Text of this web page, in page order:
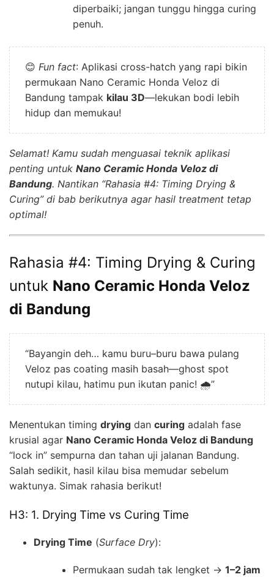
diperbaiki; jangan tunggu hingga curing
penuh.
😊 Fun fact: Aplikasi cross-hatch yang rapi bikin
permukaan Nano Ceramic Honda Veloz di
Bandung tampak kilau 3D—lekukan bodi lebih
hidup dan memukau!
Selamat! Kamu sudah menguasai teknik aplikasi
penting untuk Nano Ceramic Honda Veloz di
Bandung. Nantikan “Rahasia #4: Timing Drying &
Curing” di bab berikutnya agar hasil treatment tetap
optimal!
Rahasia #4: Timing Drying & Curing
untuk Nano Ceramic Honda Veloz
di Bandung
“Bayangin deh… kamu buru–buru bawa pulang
Veloz pas coating masih basah—ghost spot
nutupi kilau, hatimu pun ikutan panic! 🌧️”
Menentukan timing drying dan curing adalah fase
krusial agar Nano Ceramic Honda Veloz di Bandung
“lock in” sempurna dan tahan uji jalanan Bandung.
Salah sedikit, hasil kilau bisa memudar sebelum
waktunya. Simak rahasia berikut!
H3: 1. Drying Time vs Curing Time
Drying Time (Surface Dry):
Permukaan sudah tak lengket → 1–2 jam